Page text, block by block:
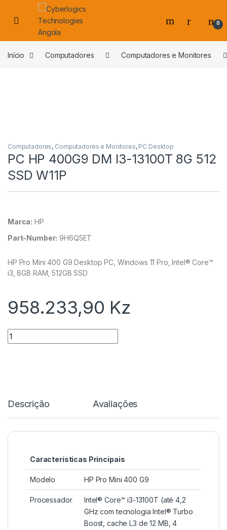
Skip to navigation
Skip to content
0
Início Computadores Computadores e Monitores
Computadores, Computadores e Monitores, PC Desktop
PC HP 400G9 DM I3-13100T 8G 512
SSD W11P
Marca: HP
Part-Number: 9H6Q5ET
HP Pro Mini 400 G9 Desktop PC, Windows 11 Pro, Intel® Core™
i3, 8GB RAM, 512GB SSD
958.233,90 Kz
Quantidade
Descrição Avaliações
Características Principais
Modelo HP Pro Mini 400 G9
Processador
Intel® Core™ i3-13100T (até 4,2
GHz com tecnologia Intel® Turbo
Boost, cache L3 de 12 MB, 4